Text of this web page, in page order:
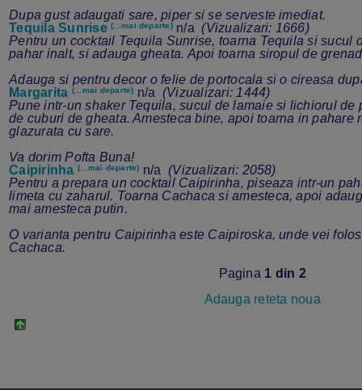
Dupa gust adaugati sare, piper si se serveste imediat.
Tequila Sunrise (...mai departe)n/a (Vizualizari: 1666)
Pentru un cocktail Tequila Sunrise, toarna Tequila si sucul
pahar inalt, si adauga gheata. Apoi toarna siropul de
Adauga si pentru decor o felie de portocala si o cireasa
Margarita (...mai departe) n/a (Vizualizari: 1444)
Pune intr-un shaker Tequila, sucul de lamaie si lichiorul de
de cuburi de gheata. Amesteca bine, apoi toarna in pahare
glazurata cu sare.
Va dorim Pofta Buna!
Caipirinha (...mai departe) n/a (Vizualizari: 2058)
Pentru a prepara un cocktail Caipirinha, piseaza intr-un
limeta cu zaharul. Toarna Cachaca si amesteca, apoi
mai amesteca putin.
O varianta pentru Caipirinha este Caipiroska, unde vei
Cachaca.
Pagina 1 din 2
Adauga reteta noua